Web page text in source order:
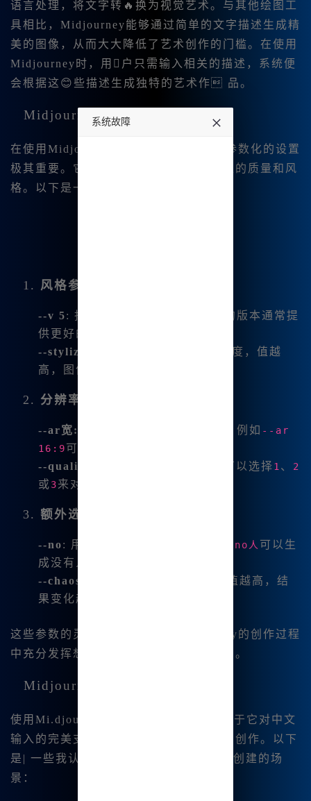
语言处理，将文字转🔥换为视觉艺术。与其他绘图工
具相比，Midjourney能够通过简单的文字描述生成精
美的图像，从而大大降低了艺术创作的门槛。在使用
Midjourney时，用户只需输入相关的描述，系统便
会根据这😊些描述生成独特的艺术作 品。
Midjourney参数大全解析
在使用Midjourney中文版时，我发现其参数化的设置
极其重要。它们能够极大地影响生成图像的质量和风
格。以下是一些常用的参数及其说明：
1. 风格参数
--v 5: 指定使用的模型版本。较新的版本通常提
供更好的图像质量。
--stylize
: 控制图像的艺术风格化程度，值越
高，图像越具有艺术感。
2. 分辨率设置
--ar宽:高 : 设置输出图像的宽高比，例如 --ar
16:9可以生成宽屏图像。
--quality
: 控制生成图像的质量，可以选择1 、 2
或3来对应不同的质量设置。
3. 额外选项
--no: 用于排除某些元素。例如， --no人 可以生
成没有人物的场景。
--chaos
: 控制生成图像的随机性，值越高，结
果变化越大。
这些参数的灵活使用，让我在Midjourney的创作过程
中充分发挥想象力，生成令人惊叹的作品。
Midjourney中文绘画的适用场景
使用Mi.djourney中文 版的美妙之处👍在于它对中文
输入的完美支持，这极大地方便了我们的创作。以下
是| 一些我认为非常适合使用Midjourney创建的场
景：
系统故障